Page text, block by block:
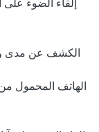
الهاتف المحمول